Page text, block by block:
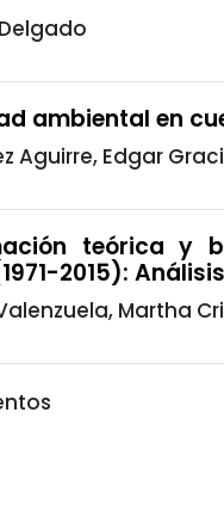
ambiental en
Aguirre, Edgar
teórica y
2015):
Martha